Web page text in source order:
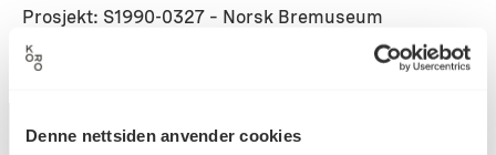
Denne nettsiden anvender cookies
Prosjekt: S1990-0327 – Norsk Bremuseum